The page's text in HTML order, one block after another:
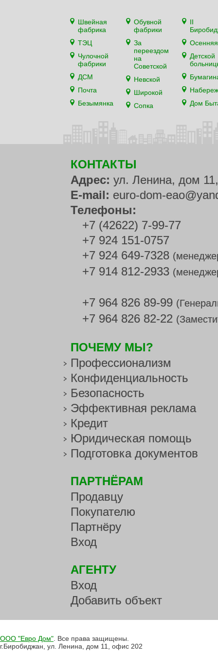
Швейная
фабрика
ТЭЦ
Чулочной
фабрики
ДСМ
Почта
Безымянка
Обувной
фабрики
За
переездом
на
Советской
Невской
Широкой
Сопка
II
Осенняя
Детской
Дом
КОНТАКТЫ
Адрес: ул. Ленина, дом
E-mail: euro-dom-
Телефоны:
+7 (42622) 7-99-77
+7 924 151-0757
+7 924 649-7328
+7 914 812-2933
+7 964 826 89-99
+7 964 826 82-22
ПОЧЕМУ МЫ?
Профессионализм
Конфиденциальность
Безопасность
Эффективная реклама
Кредит
Юридическая помощь
Подготовка документов
ПАРТНЁРАМ
Продавцу
Покупателю
Партнёру
Вход
АГЕНТУ
Вход
Добавить объект
ООО "Евро Дом". Все права защищены.
г.Биробиджан, ул. Ленина, дом 11, офис 202